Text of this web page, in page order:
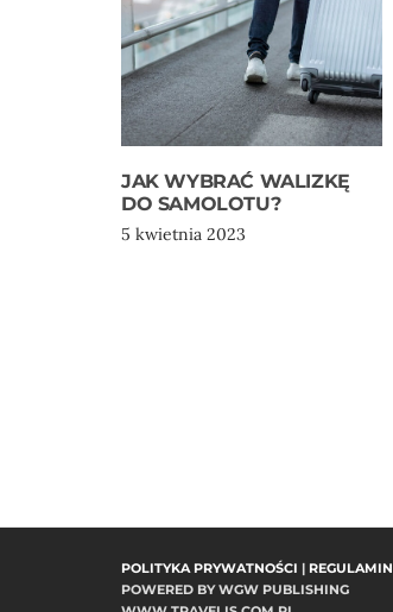
JAK WYBRAĆ WALIZKĘ
DO SAMOLOTU?
5 kwietnia 2023
POLITYKA PRYWATNOŚCI | REGULAMIN
POWERED BY WGW PUBLISHING